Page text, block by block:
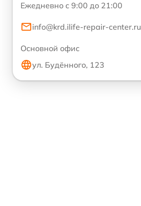
Ежедневно с 9:00 до 21:00
info@krd.ilife-repair-center.ru
Основной офис
ул. Будённого, 123